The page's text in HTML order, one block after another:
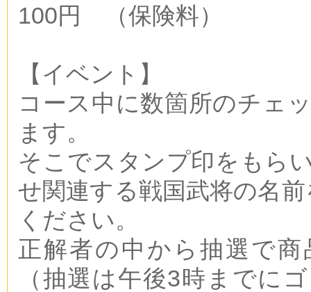
100円 （保険料）
【イベント】
コース中に数箇所のチェ
ます。
そこでスタンプ印をもら
せ関連する戦国武将の名
ください。
正解者の中から抽選で
（抽選は午後3時までに